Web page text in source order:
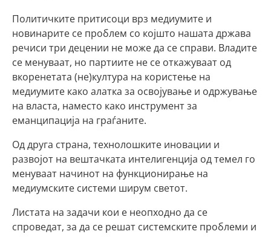
Политичките притисоци врз медиумите и
новинарите се проблем со којшто нашата држава
речиси три децении не може да се справи. Владите
се менуваат, но партиите не се откажуваат од
вкоренетата (не)култура на користење на
медиумите како алатка за освојување и одржување
на власта, наместо како инструмент за
еманципација на граѓаните.
Од друга страна, технолошките иновации и
развојот на вештачката интелигенција од темел го
менуваат начинот на функционирање на
медиумските системи ширум светот.
Листата на задачи кои е неопходно да се
спроведат, за да се решат системските проблеми и